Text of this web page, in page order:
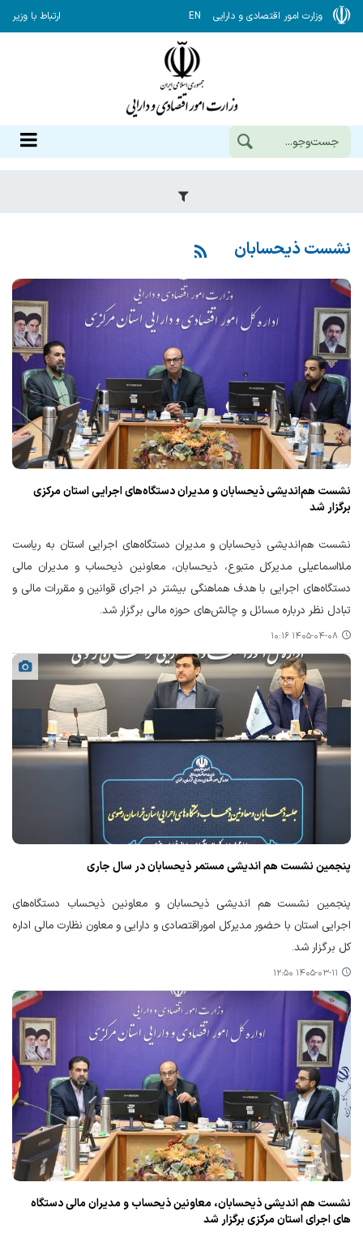
وزارت امور اقتصادی و دارایی EN ارتباط با وزیر
نشست ذیحسابان
نشست هم‌اندیشی ذیحسابان و مدیران دستگاه‌های اجرایی استان مرکزی
برگزار شد
نشست هم‌اندیشی ذیحسابان و مدیران دستگاه‌های اجرایی استان به ریاست
ملااسماعیلی مدیرکل متبوع، ذیحسابان، معاونین ذیحساب و مدیران مالی
دستگاه‌های اجرایی با هدف هماهنگی بیشتر در اجرای قوانین و مقررات مالی و
تبادل نظر درباره مسائل و چالش‌های حوزه مالی برگزار شد.
۱۴۰۵-۰۴-۰۸ ۱۰:۱۶
پنجمین نشست هم اندیشی مستمر ذیحسابان در سال جاری
پنجمین نشست هم اندیشی ذیحسابان و معاونین ذیحساب دستگاه‌های
اجرایی استان با حضور مدیرکل اموراقتصادی و دارایی و معاون نظارت مالی اداره
کل برگزار شد.
۱۴۰۵-۰۳-۱۱ ۱۲:۵۰
نشست هم اندیشی ذیحسابان، معاونین ذیحساب و مدیران مالی دستگاه
های اجرای استان مرکزی برگزار شد